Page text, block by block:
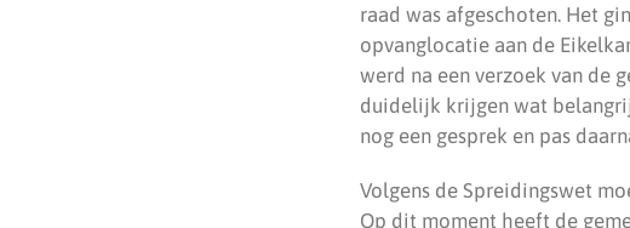
raad was afgeschoten. Het
opvanglocatie aan de
werd na een verzoek van de
duidelijk krijgen wat
nog een gesprek en pas
Volgens de Spreidingswet
Op dit moment heeft de